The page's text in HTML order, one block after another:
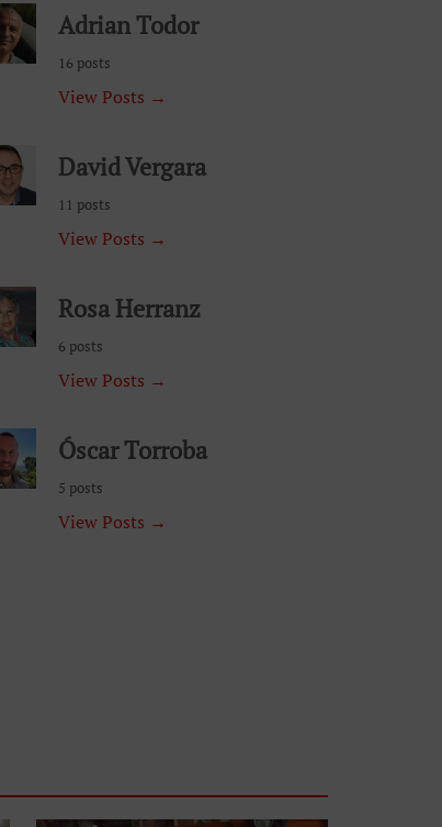
Adrian Todor
16 posts
View Posts →
David Vergara
11 posts
View Posts →
Rosa Herranz
6 posts
View Posts →
Óscar Torroba
5 posts
View Posts →